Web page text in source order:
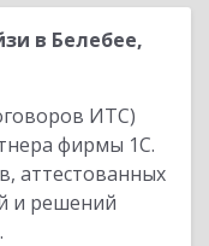
в Белебее,
ИТС)
фирмы 1С.
аттестованных
и решений